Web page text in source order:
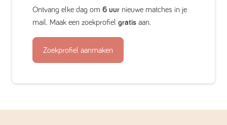
Ontvang elke dag om 6 uur nieuwe matches in je
mail. Maak een zoekprofiel gratis aan.
Zoekprofiel aanmaken